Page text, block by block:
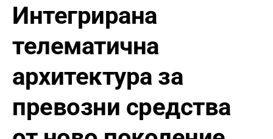
Интегрирана
телематична
архитектура за
превозни средства